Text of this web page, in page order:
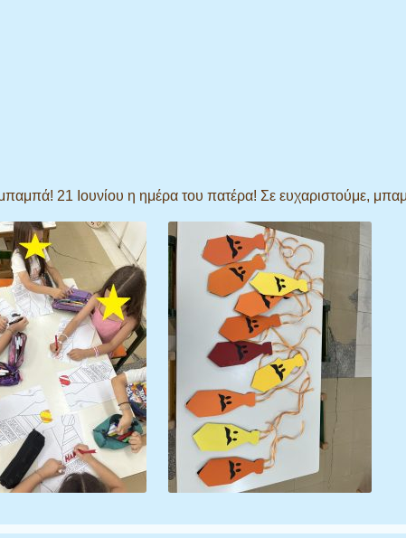
21 Ιουνίου η ημέρα του πατέρα! Σε ευχαριστούμε,